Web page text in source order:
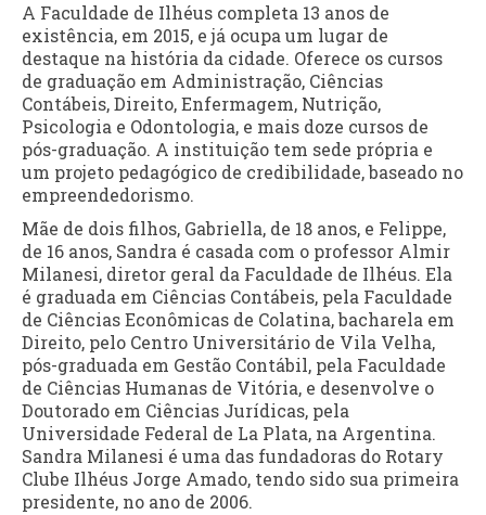
A Faculdade de Ilhéus completa 13 anos de
existência, em 2015, e já ocupa um lugar de
destaque na história da cidade. Oferece os cursos
de graduação em Administração, Ciências
Contábeis, Direito, Enfermagem, Nutrição,
Psicologia e Odontologia, e mais doze cursos de
pós-graduação. A instituição tem sede própria e
um projeto pedagógico de credibilidade, baseado no
empreendedorismo.
Mãe de dois filhos, Gabriella, de 18 anos, e Felippe,
de 16 anos, Sandra é casada com o professor Almir
Milanesi, diretor geral da Faculdade de Ilhéus. Ela
é graduada em Ciências Contábeis, pela Faculdade
de Ciências Econômicas de Colatina, bacharela em
Direito, pelo Centro Universitário de Vila Velha,
pós-graduada em Gestão Contábil, pela Faculdade
de Ciências Humanas de Vitória, e desenvolve o
Doutorado em Ciências Jurídicas, pela
Universidade Federal de La Plata, na Argentina.
Sandra Milanesi é uma das fundadoras do Rotary
Clube Ilhéus Jorge Amado, tendo sido sua primeira
presidente, no ano de 2006.